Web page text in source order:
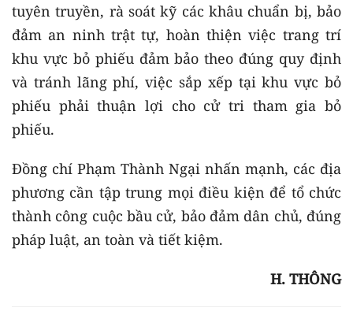
tuyên truyền, rà soát kỹ các khâu chuẩn bị, bảo
đảm an ninh trật tự, hoàn thiện việc trang trí
khu vực bỏ phiếu đảm bảo theo đúng quy định
và tránh lãng phí, việc sắp xếp tại khu vực bỏ
phiếu phải thuận lợi cho cử tri tham gia bỏ
phiếu.
Đồng chí Phạm Thành Ngại nhấn mạnh, các địa
phương cần tập trung mọi điều kiện để tổ chức
thành công cuộc bầu cử, bảo đảm dân chủ, đúng
pháp luật, an toàn và tiết kiệm.
H. THÔNG